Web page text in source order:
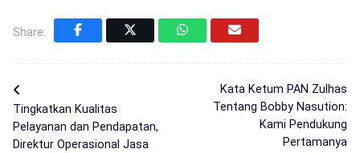
Share:
Tingkatkan Kualitas
Pelayanan dan Pendapatan,
Direktur Operasional Jasa
Kata Ketum PAN Zulhas
Tentang Bobby Nasution:
Kami Pendukung
Pertamanya